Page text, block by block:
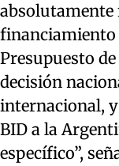
absolutamente
financiamiento
Presupuesto
decisión
internacional,
BID a la
específico”,